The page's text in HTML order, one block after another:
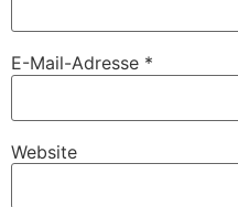
E-Mail-Adresse *
Website